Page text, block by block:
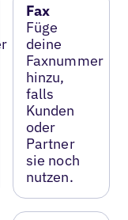
Fax
Füge
deine
Faxnummer
hinzu,
falls
Kunden
oder
Partner
sie noch
nutzen.